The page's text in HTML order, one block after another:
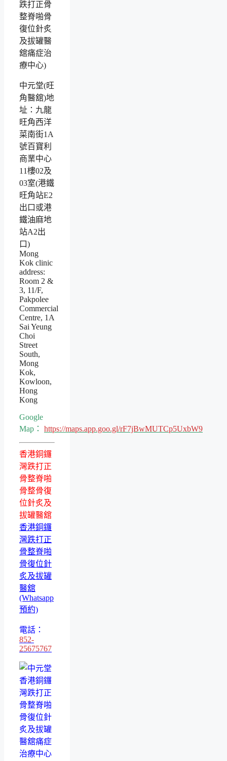
中元堂(旺
角醫舘)地
址：九龍
旺角西洋
菜南街1A
號百寶利
商業中心
11樓02及
03室(港鐵
旺角站E2
出口或港
鐵油麻地
站A2出
口)
Mong
Kok clinic
address:
Room 2 &
3, 11/F,
Pakpolee
Commercial
Centre, 1A
Sai Yeung
Choi
Street
South,
Mong
Kok,
Kowloon,
Hong
Kong
Google
Map： https://maps.app.goo.gl/rF7jBwMUTCp5UxbW9
香港銅鑼
灣跌打正
骨整脊啪
骨整骨復
位針炙及
拔罐醫舘
香港銅鑼
灣跌打正
骨整脊啪
骨復位針
炙及拔罐
醫舘
(Whatsapp
預約)
電話：
852-
25675767